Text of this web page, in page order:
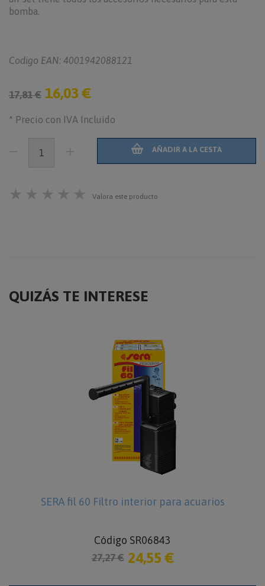
bomba.
Codigo EAN: 4001942088121
17,81 € 16,03 €
* Precio con IVA Incluido
AÑADIR A LA CESTA
★ ★ ★ ★ ★ Valora este producto
QUIZÁS TE INTERESE
para acuarios SERA Vipagran Nature